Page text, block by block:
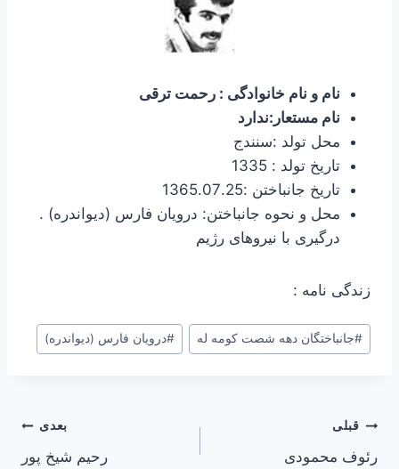
نام و نام خانوادگی : رحمت ترقی
نام مستعار:ندارد
محل تولد :سنندج
تاریخ تولد : 1335
تاریخ جانباختن :1365.07.25
محل و نحوه جانباختن: درویان فارس (دیواندره) .
درگیری با نیروهای رژیم
زندگی نامه :
برچسب‌های
نوشته:
#جانباختگان دهه شصت کومه له #درویان فارس (دیواندره)
راهبری
قبلی
رئوف محمودی
بعدی
رحیم شیخ پور